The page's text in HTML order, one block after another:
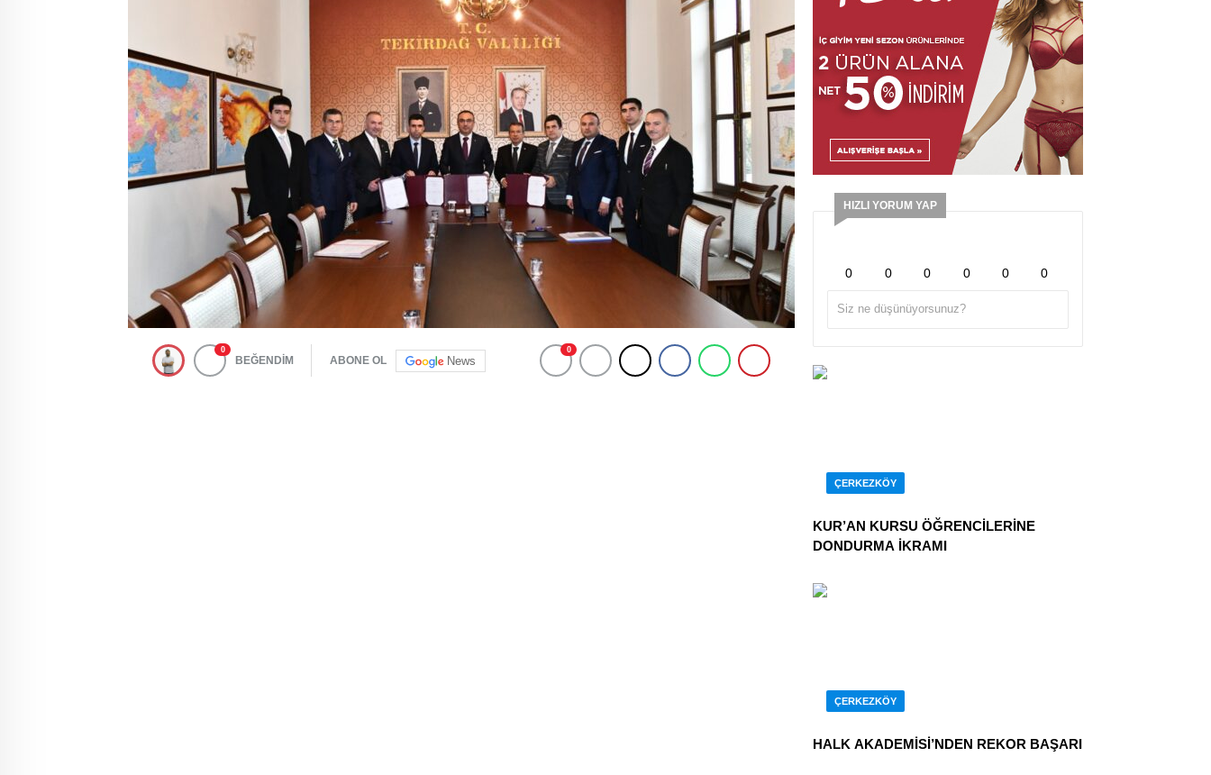
0
BEĞENDİM ABONE OL News
0
HIZLI YORUM YAP
0 0 0 0 0 0
ÇERKEZKÖY
KUR’AN KURSU ÖĞRENCİLERİNE
DONDURMA İKRAMI
ÇERKEZKÖY
HALK AKADEMİSİ’NDEN REKOR BAŞARI